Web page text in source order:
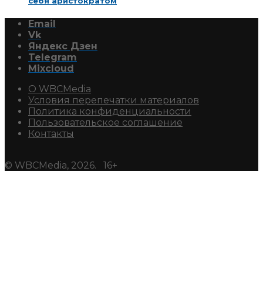
Email
Vk
Яндекс Дзен
Telegram
Mixcloud
О WBCMedia
Условия перепечатки материалов
Политика конфиденциальности
Пользовательское соглашение
Контакты
© WBCMedia, 2026. 16+